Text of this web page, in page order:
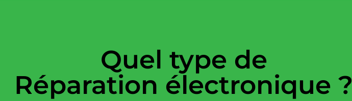
Quel type de
Réparation électronique ?